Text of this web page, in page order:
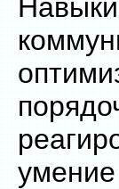
умение